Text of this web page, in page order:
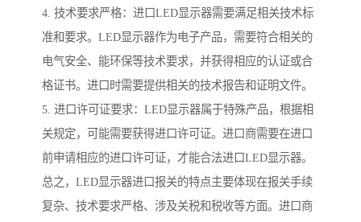
4. 技术要求严格：进口LED显示器需要满足相关技术标
准和要求。LED显示器作为电子产品，需要符合相关的
电气安全、能环保等技术要求，并获得相应的认证或合
格证书。进口时需要提供相关的技术报告和证明文件。
5. 进口许可证要求：LED显示器属于特殊产品，根据相
关规定，可能需要获得进口许可证。进口商需要在进口
前申请相应的进口许可证，才能合法进口LED显示器。
总之，LED显示器进口报关的特点主要体现在报关手续
复杂、技术要求严格、涉及关税和税收等方面。进口商